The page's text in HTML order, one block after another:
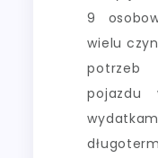
9
wielu
potrzeb
pojazdu